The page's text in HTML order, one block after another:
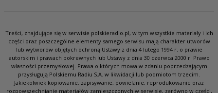
Treści, znajdujące się w serwisie polskieradio.pl, w tym wszystkie materiały i ich
części oraz poszczególne elementy samego serwisu mają charakter utworów
lub wytworów objętych ochroną Ustawy z dnia 4 lutego 1994 r. o prawie
autorskim i prawach pokrewnych lub Ustawy z dnia 30 czerwca 2000 r. Prawo
własności przemysłowej. Prawa o których mowa w zdaniu poprzedzającym
przysługują Polskiemu Radiu S.A. w likwidacji lub podmiotom trzecim.
Jakiekolwiek kopiowanie, zapisywanie, powielanie, reprodukowanie oraz
rozpowszechnianie materiałów zamieszczonych w serwisie, zarówno w części,